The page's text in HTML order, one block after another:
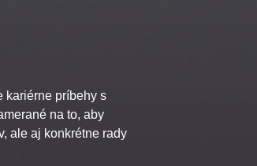
kariérne príbehy s
na to, aby
ale aj konkrétne rady